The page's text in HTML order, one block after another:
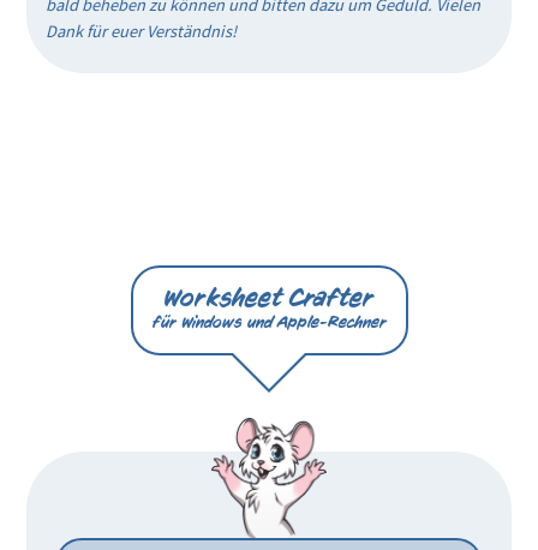
bald beheben zu können und bitten dazu um Geduld. Vielen
Dank für euer Verständnis!
Worksheet Crafter
für Windows und Apple-Rechner